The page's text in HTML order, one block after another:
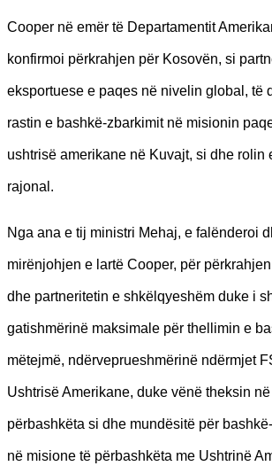
Cooper në emër të Departamentit
konfirmoi përkrahjen për Kosovën, si
eksportuese e paqes në nivelin global, të
rastin e bashkë-zbarkimit në misionin
ushtrisë amerikane në Kuvajt, si dhe rolin
rajonal.
Nga ana e tij ministri Mehaj, e falënderoi
mirënjohjen e lartë Cooper, për
dhe partneritetin e shkëlqyeshëm duke i
gatishmërinë maksimale për thellimin e
mëtejmë, ndërveprueshmërinë ndërmjet
Ushtrisë Amerikane, duke vënë theksin
përbashkëta si dhe mundësitë për
në misione të përbashkëta me Ushtrinë